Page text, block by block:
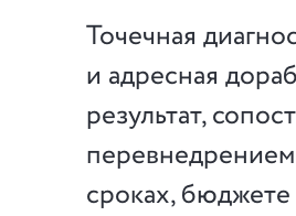
Точечная
и адресная
результат,
сроках,